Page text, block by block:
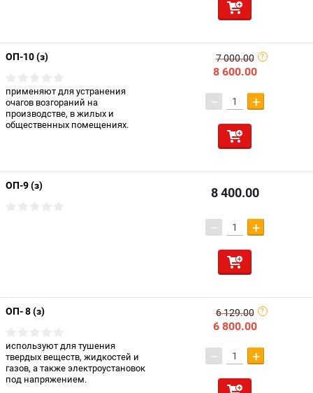
ОП-10 (з)
применяют для устранения
очагов возгораний на
производстве, в жилых и
общественных помещениях.
7 000.00
8 600.00
− +
ОП-9 (з) 8 400.00
− +
ОП- 8 (з)
используют для тушения
твердых веществ, жидкостей и
газов, а также электроустановок
под напряжением.
6 129.00
6 800.00
− +